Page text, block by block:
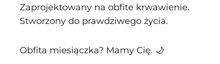
Zaprojektowany na obfite krwawienie.
Stworzony do prawdziwego życia.
Obfita miesiączka? Mamy Cię. 🌙